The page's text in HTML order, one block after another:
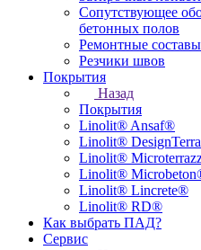
Сопутствующее
бетонных полов
Ремонтные
Резчики швов
Покрытия
Назад
Покрытия
Linolit® Ansaf®
Linolit®
Linolit®
Linolit®
Linolit® Lincrete®
Linolit® RD®
Как выбрать ПАД?
Сервис